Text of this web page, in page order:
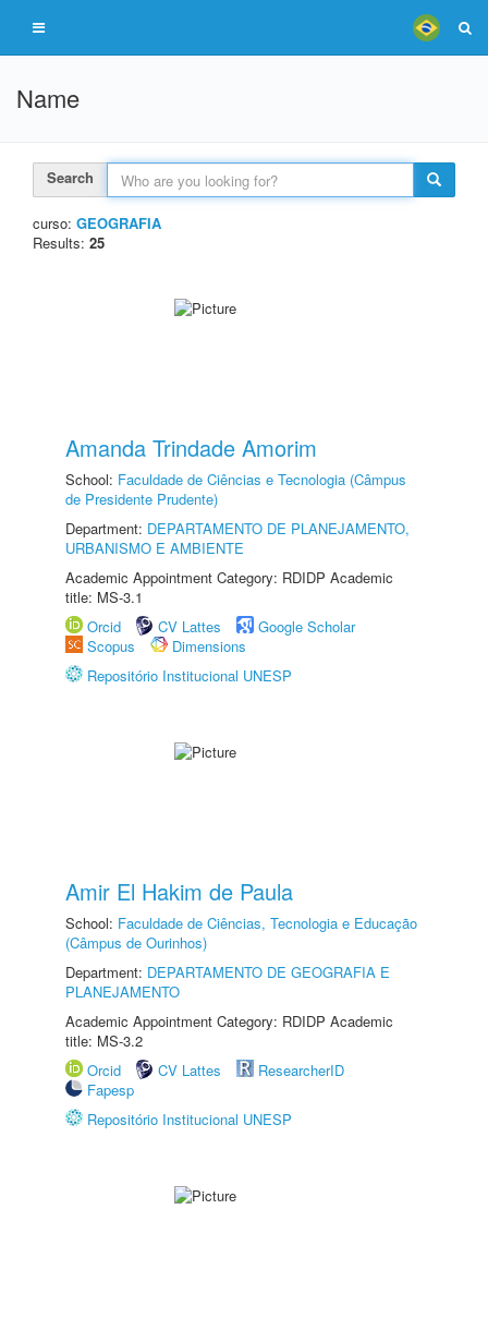
Name
Search
curso: GEOGRAFIA
Results: 25
Amanda Trindade Amorim
School: Faculdade de Ciências e Tecnologia (Câmpus
de Presidente Prudente)
Department: DEPARTAMENTO DE PLANEJAMENTO,
URBANISMO E AMBIENTE
Academic Appointment Category: RDIDP Academic
title: MS-3.1
Orcid
CV Lattes
Google Scholar
Scopus
Dimensions
Repositório Institucional UNESP
Amir El Hakim de Paula
School: Faculdade de Ciências, Tecnologia e Educação
(Câmpus de Ourinhos)
Department: DEPARTAMENTO DE GEOGRAFIA E
PLANEJAMENTO
Academic Appointment Category: RDIDP Academic
title: MS-3.2
Orcid
CV Lattes
ResearcherID
Fapesp
Repositório Institucional UNESP